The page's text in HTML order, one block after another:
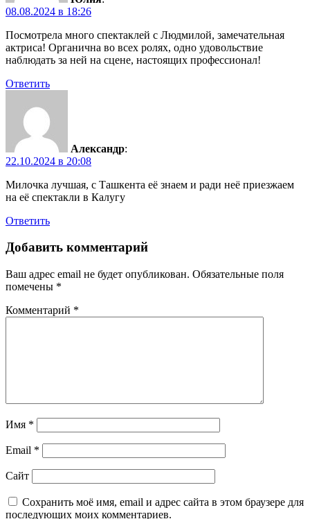
08.08.2024 в 18:26
Посмотрела много спектаклей с Людмилой, замечательная
актриса! Органична во всех ролях, одно удовольствие
наблюдать за ней на сцене, настоящих профессионал!
Ответить
Александр:
22.10.2024 в 20:08
Милочка лучшая, с Ташкента её знаем и ради неё приезжаем
на её спектакли в Калугу
Ответить
Добавить комментарий
Ваш адрес email не будет опубликован. Обязательные поля
помечены *
Комментарий *
Имя *
Email *
Сайт
Сохранить моё имя, email и адрес сайта в этом браузере для
последующих моих комментариев.